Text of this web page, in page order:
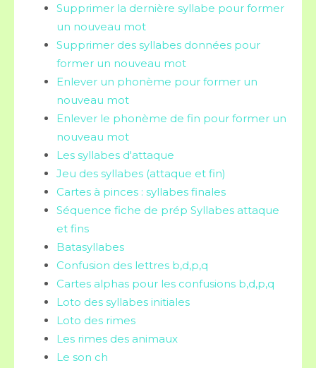
Supprimer la dernière syllabe pour former
un nouveau mot
Supprimer des syllabes données pour
former un nouveau mot
Enlever un phonème pour former un
nouveau mot
Enlever le phonème de fin pour former un
nouveau mot
Les syllabes d'attaque
Jeu des syllabes (attaque et fin)
Cartes à pinces : syllabes finales
Séquence fiche de prép Syllabes attaque
et fins
Batasyllabes
Confusion des lettres b,d,p,q
Cartes alphas pour les confusions b,d,p,q
Loto des syllabes initiales
Loto des rimes
Les rimes des animaux
Le son ch